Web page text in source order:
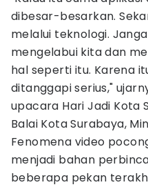
dibesar-besarkan.
melalui teknologi.
mengelabui kita dan
hal seperti itu. Karena
ditanggapi serius,"
upacara Hari Jadi Kota
Balai Kota Surabaya,
Fenomena video
menjadi bahan
beberapa pekan